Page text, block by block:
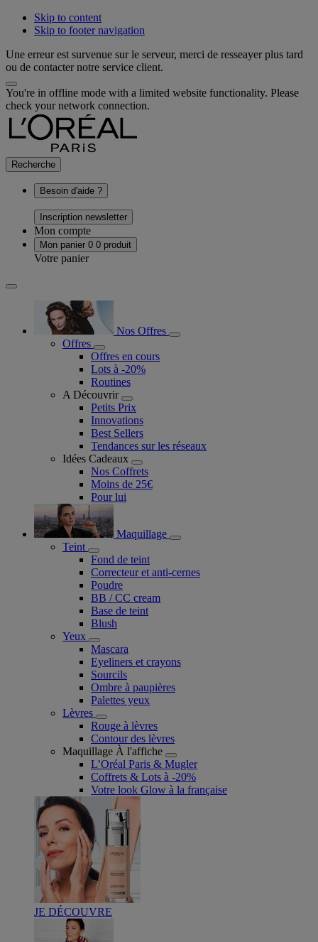
Skip to content
Skip to footer navigation
Une erreur est survenue sur le serveur, merci de resseayer plus tard
ou de contacter notre service client.
You're in offline mode with a limited website functionality. Please
check your network connection.
Recherche
Besoin d'aide ?
Inscription newsletter
Mon compte
Mon panier 0 0 produit
Votre panier
Nos Offres
Offres
Offres en cours
Lots à -20%
Routines
A Découvrir
Petits Prix
Innovations
Best Sellers
Tendances sur les réseaux
Idées Cadeaux
Nos Coffrets
Moins de 25€
Pour lui
Maquillage
Teint
Fond de teint
Correcteur et anti-cernes
Poudre
BB / CC cream
Base de teint
Blush
Yeux
Mascara
Eyeliners et crayons
Sourcils
Ombre à paupières
Palettes yeux
Lèvres
Rouge à lèvres
Contour des lèvres
Maquillage À l'affiche
L’Oréal Paris & Mugler
Coffrets & Lots à -20%
Votre look Glow à la française
JE DÉCOUVRE